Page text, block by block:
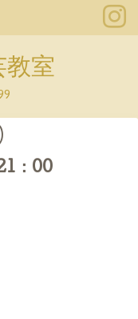
室
：00